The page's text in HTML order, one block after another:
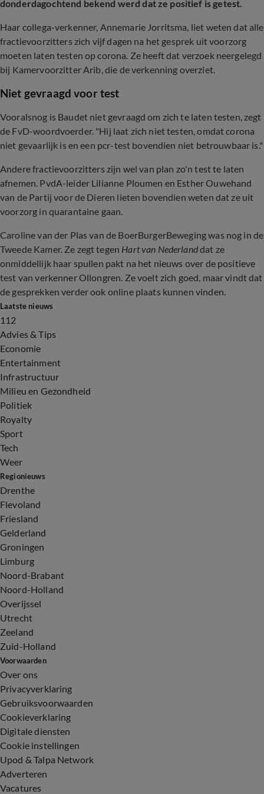
donderdagochtend bekend werd dat ze positief is getest.
Haar collega-verkenner, Annemarie Jorritsma, liet weten dat alle
fractievoorzitters zich vijf dagen na het gesprek uit voorzorg
moeten laten testen op corona. Ze heeft dat verzoek neergelegd
bij Kamervoorzitter Arib, die de verkenning overziet.
Niet gevraagd voor test
Vooralsnog is Baudet niet gevraagd om zich te laten testen, zegt
de FvD-woordvoerder. "Hij laat zich niet testen, omdat corona
niet gevaarlijk is en een pcr-test bovendien niet betrouwbaar is."
Andere fractievoorzitters zijn wel van plan zo'n test te laten
afnemen. PvdA-leider Lilianne Ploumen en Esther Ouwehand
van de Partij voor de Dieren lieten bovendien weten dat ze uit
voorzorg in quarantaine gaan.
Caroline van der Plas van de BoerBurgerBeweging was nog in de
Tweede Kamer. Ze zegt tegen Hart van Nederlanddat ze
onmiddellijk haar spullen pakt na het nieuws over de positieve
test van verkenner Ollongren. Ze voelt zich goed, maar vindt dat
de gesprekken verder ook online plaats kunnen vinden.
Laatste nieuws
112
Advies & Tips
Economie
Entertainment
Infrastructuur
Milieu en Gezondheid
Politiek
Royalty
Sport
Tech
Weer
Regionieuws
Drenthe
Flevoland
Friesland
Gelderland
Groningen
Limburg
Noord-Brabant
Noord-Holland
Overijssel
Utrecht
Zeeland
Zuid-Holland
Voorwaarden
Over ons
Privacyverklaring
Gebruiksvoorwaarden
Cookieverklaring
Digitale diensten
Cookie instellingen
Upod & Talpa Network
Adverteren
Vacatures